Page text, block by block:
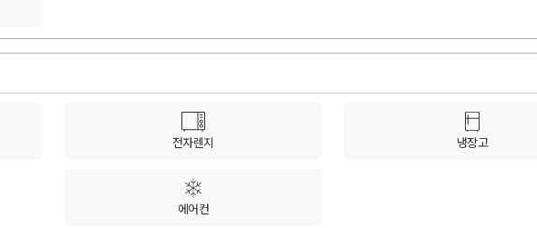
전자렌지 냉장고
에어컨